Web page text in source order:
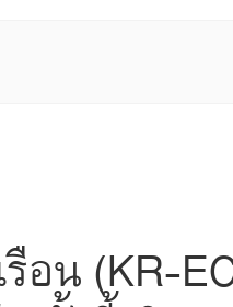
อน (KR-